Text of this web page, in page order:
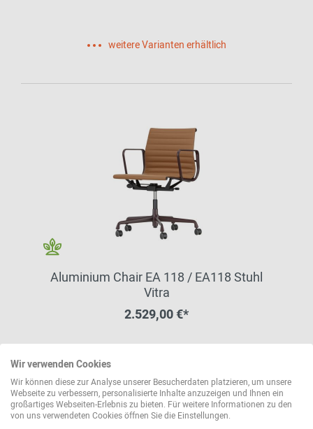
weitere Varianten erhältlich
Aluminium Chair EA 118 / EA118 Stuhl
Vitra
2.529,00 €*
weitere Varianten erhältlich
Wir verwenden Cookies
Wir können diese zur Analyse unserer Besucherdaten platzieren, um unsere
Webseite zu verbessern, personalisierte Inhalte anzuzeigen und Ihnen ein
großartiges Webseiten-Erlebnis zu bieten. Für weitere Informationen zu den
von uns verwendeten Cookies öffnen Sie die Einstellungen.